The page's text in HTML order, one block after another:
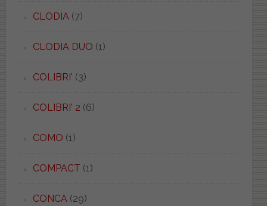
CLODIA (7)
CLODIA DUO (1)
COLIBRI' (3)
COLIBRI' 2 (6)
COMO (1)
COMPACT (1)
CONCA (29)